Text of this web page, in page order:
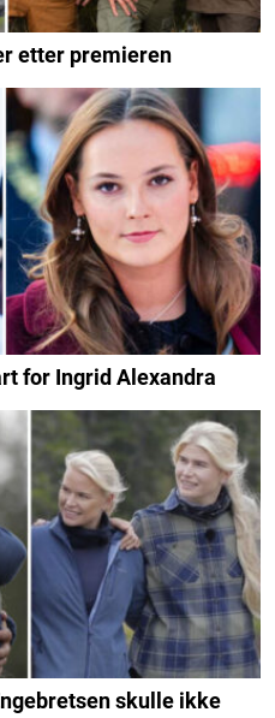
etter premieren
for Ingrid Alexandra
skulle ikke